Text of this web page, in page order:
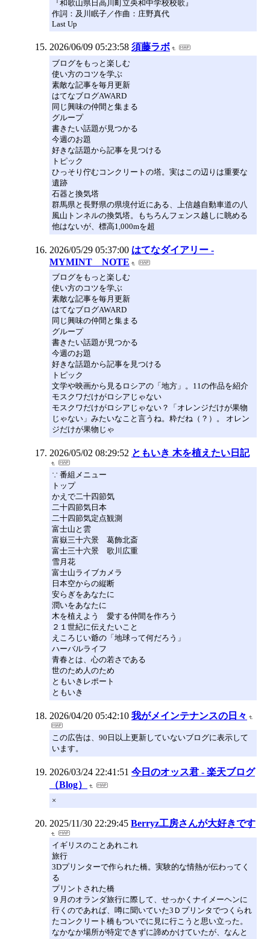
『和歌山県日高川町立央和中学校校歌』
作詞：及川眠子／作曲：庄野真代
Last Up
2026/06/09 05:23:58 須藤ラボ
ブログをもっと楽しむ
使い方のコツを学ぶ
素敵な記事を毎月更新
はてなブログAWARD
同じ興味の仲間と集まる
グループ
書きたい話題が見つかる
今週のお題
好きな話題から記事を見つける
トピック
ひっそり佇むコンクリートの塔。実はこの辺りは重要な
遺跡
石器と換気塔
群馬県と長野県の県境付近にある、上信越自動車道の八
風山トンネルの換気塔。もちろんフェンス越しに眺める
他はないが、標高1,000mを超
2026/05/29 05:37:00 はてなダイアリー -
MYMINT NOTE
ブログをもっと楽しむ
使い方のコツを学ぶ
素敵な記事を毎月更新
はてなブログAWARD
同じ興味の仲間と集まる
グループ
書きたい話題が見つかる
今週のお題
好きな話題から記事を見つける
トピック
文学や映画から見るロシアの「地方」。11の作品を紹介
モスクワだけがロシアじゃない
モスクワだけがロシアじゃない？「オレンジだけが果物
じゃない」みたいなこと言うね。粋だね（？）。 オレン
ジだけが果物じゃ
2026/05/02 08:29:52 ともいき 木を植えたい日記
∵ 番組メニュー
トップ
かえで二十四節気
二十四節気日本
二十四節気定点観測
富士山と雲
富嶽三十六景 葛飾北斎
富士三十六景 歌川広重
雪月花
富士山ライブカメラ
日本空からの縦断
安らぎをあなたに
潤いをあなたに
木を植えよう 愛する仲間を作ろう
２１世紀に伝えたいこと
えころじい爺の「地球って何だろう」
ハーバルライフ
青春とは、心の若さである
世のため人のため
ともいきレポート
ともいき
2026/04/20 05:42:10 我がメインテナンスの日々
この広告は、90日以上更新していないブログに表示して
います。
2026/03/24 22:41:51 今日のオッス君 - 楽天ブログ
（Blog）
×
2025/11/30 22:29:45 Berryz工房さんが大好きです
イギリスのことあれこれ
旅行
3Dプリンターで作られた橋。実験的な情熱が伝わってく
る
プリントされた橋
９月のオランダ旅行に際して、せっかくナイメーヘンに
行くのであれば、噂に聞いていた3Ｄプリンタでつくられ
たコンクリート橋もついでに見に行こうと思い立った。
なかなか場所が特定できずに諦めかけていたが、なんと